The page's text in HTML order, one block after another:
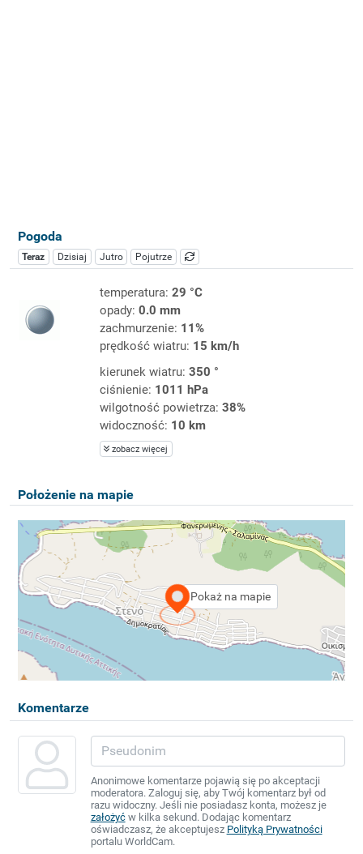
Pogoda
Teraz Dzisiaj Jutro Pojutrze
temperatura: 29 °C
opady: 0.0 mm
zachmurzenie: 11%
prędkość wiatru: 15 km/h
kierunek wiatru: 350 °
ciśnienie: 1011 hPa
wilgotność powietrza: 38%
widoczność: 10 km
zobacz więcej
Położenie na mapie
Pokaż na mapie
Komentarze
Anonimowe komentarze pojawią się po akceptacji
moderatora. Zaloguj się, aby Twój komentarz był od
razu widoczny. Jeśli nie posiadasz konta, możesz je
założyćw kilka sekund. Dodając komentarz
oświadczasz, że akceptujesz Polityką Prywatności
portalu WorldCam.